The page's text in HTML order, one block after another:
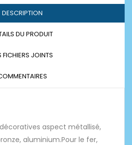
DESCRIPTION
DU PRODUIT
FICHIERS JOINTS
aspect métallisé,
aluminium.Pour le fer,